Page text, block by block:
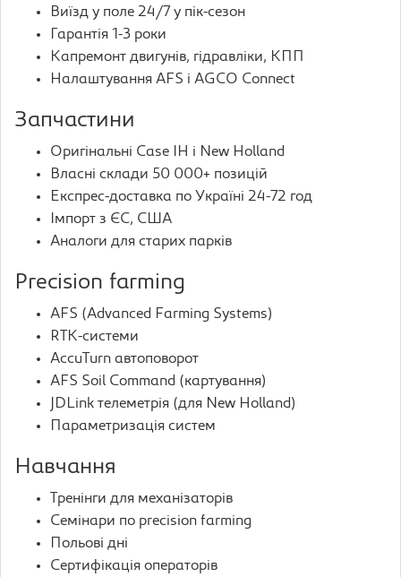
Виїзд у поле 24/7 у пік-сезон
Гарантія 1-3 роки
Капремонт двигунів, гідравліки, КПП
Налаштування AFS і AGCO Connect
Запчастини
Оригінальні Case IH і New Holland
Власні склади 50 000+ позицій
Експрес-доставка по Україні 24-72 год
Імпорт з ЄС, США
Аналоги для старих парків
Precision farming
AFS (Advanced Farming Systems)
RTK-системи
AccuTurn автоповорот
AFS Soil Command (картування)
JDLink телеметрія (для New Holland)
Параметризація систем
Навчання
Тренінги для механізаторів
Семінари по precision farming
Польові дні
Сертифікація операторів